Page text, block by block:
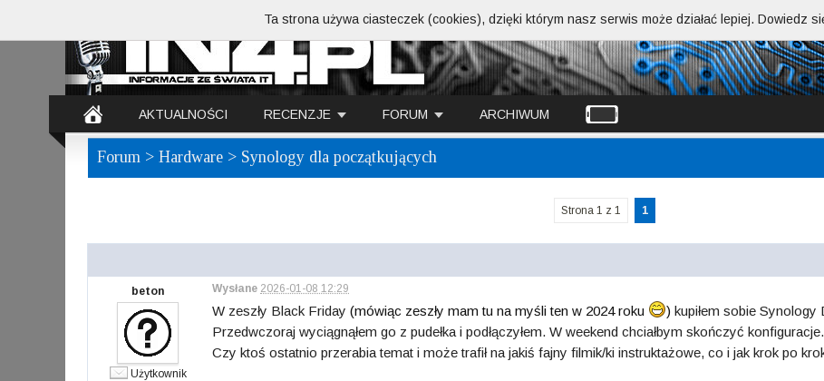
AKTUALNOŚCI RECENZJE FORUM ARCHIWUM
Forum > Hardware > Synology dla początkujących
Strona 1 z 1 1
beton
Użytkownik
Wysłane 2026-01-08 12:29
W zeszły Black Friday (mówiąc zeszły mam tu na myśli ten w 2024 roku ) kupiłem sobie Synology
Przedwczoraj wyciągnąłem go z pudełka i podłączyłem. W weekend chciałbym skończyć konfiguracje.
Czy ktoś ostatnio przerabia temat i może trafił na jakiś fajny filmik/ki instruktażowe, co i jak krok po
Ta strona używa ciasteczek (cookies), dzięki którym nasz serwis może działać lepiej. Dowiedz